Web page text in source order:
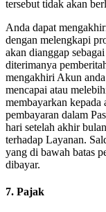
tersebut tidak akan
Anda dapat
dengan melengkapi
akan dianggap
diterimanya
mengakhiri Akun
mencapai atau
membayarkan kepada
pembayaran dalam
hari setelah akhir
terhadap Layanan.
yang di bawah batas
dibayar.
7. Pajak